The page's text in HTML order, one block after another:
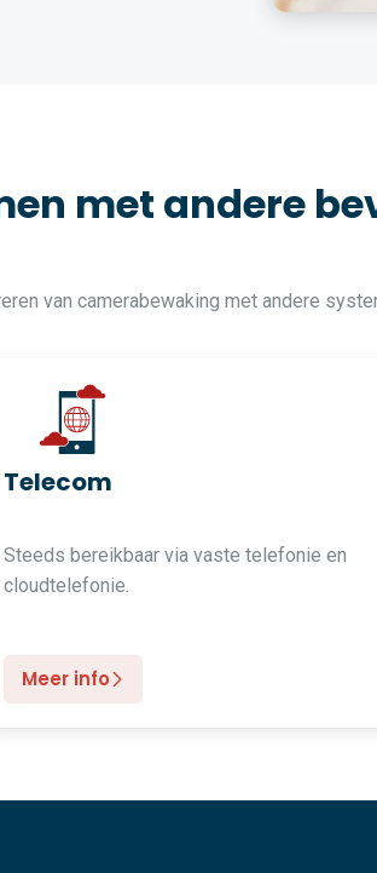
met andere
van camerabewaking met andere
Telecom
Steeds bereikbaar via vaste telefonie en
cloudtelefonie.
Meer info